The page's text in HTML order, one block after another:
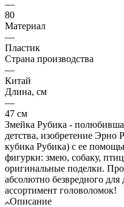
—
80
Материал
—
Пластик
Страна производства
—
Китай
Длина, см
—
47 см
Змейка Рубика -
детства, изобретение Эрно
кубика Рубика) с ее
фигурки: змею, собаку,
оригинальные поделки.
абсолютно безвредного
ассортимент головоломок!
Описание